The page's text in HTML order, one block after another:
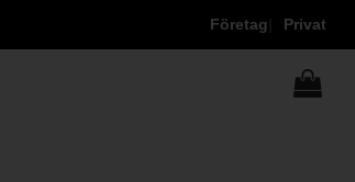
Företag Privat